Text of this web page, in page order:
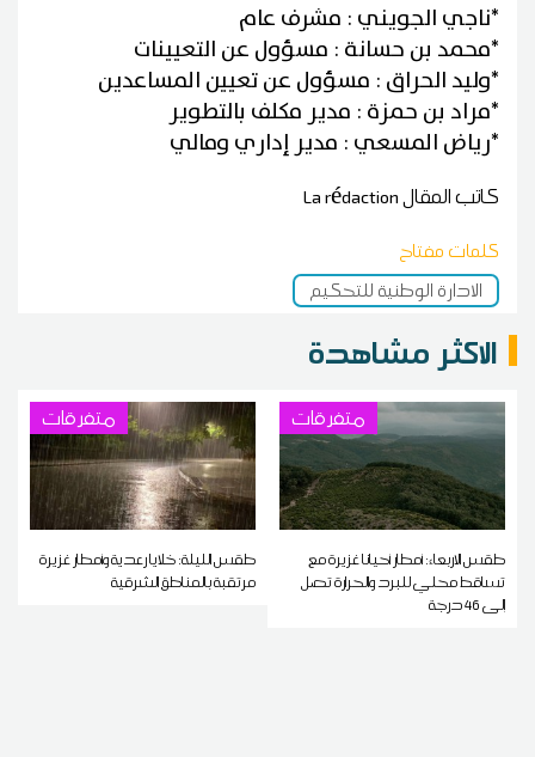
*ناجي الجويني : مشرف عام
*محمد بن حسانة : مسؤول عن التعيينات
*وليد الحراق : مسؤول عن تعيين المساعدين
*مراد بن حمزة : مدير مكلف بالتطوير
*رياض المسعي : مدير إداري ومالي
كاتب المقالLa rédaction
كلمات مفتاح
الادارة الوطنية للتحكيم
الاكثر مشاهدة
متفرقات
طقس الاربعاء: أمطار أحيانا غزيرة مع
تساقط محلي للبرد والحرارة تصل
إلى 46 درجة
متفرقات
طقس الليلة: خلايا رعدية وأمطار غزيرة
مرتقبة بالمناطق الشرقية